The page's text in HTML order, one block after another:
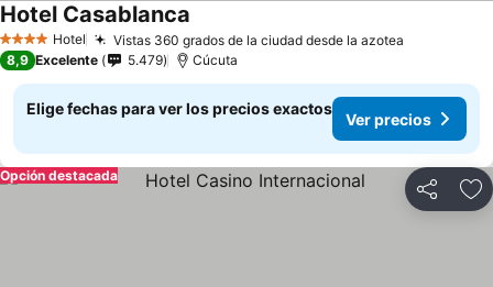
4 EstrellasHotel Vistas 360 grados de la ciudad desde la azotea
Hotel Casablanca
8,9 Excelente 5.479 Cúcuta
Elige fechas para ver los precios exactos
Ver precios
Compartir
Opción destacada